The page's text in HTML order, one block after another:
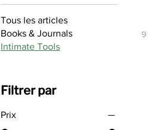
Tous les articles
Books & Journals
Intimate Tools
Filtrer par
Prix
9